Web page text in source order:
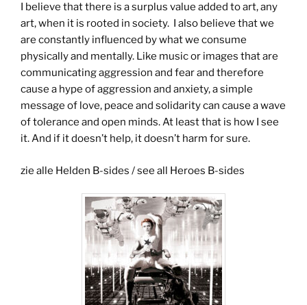
I believe that there is a surplus value added to art, any
art, when it is rooted in society. I also believe that we
are constantly influenced by what we consume
physically and mentally. Like music or images that are
communicating aggression and fear and therefore
cause a hype of aggression and anxiety, a simple
message of love, peace and solidarity can cause a wave
of tolerance and open minds. At least that is how I see
it. And if it doesn’t help, it doesn’t harm for sure.
zie alle Helden B-sides / see all Heroes B-sides